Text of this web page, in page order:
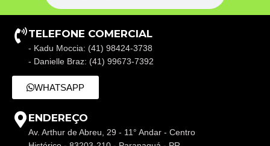
TELEFONE COMERCIAL
- Kadu Moccia: (41) 98424-3738
- Danielle Braz: (41) 99673-7392
WHATSAPP
ENDEREÇO
Av. Arthur de Abreu, 29 - 11° Andar - Centro